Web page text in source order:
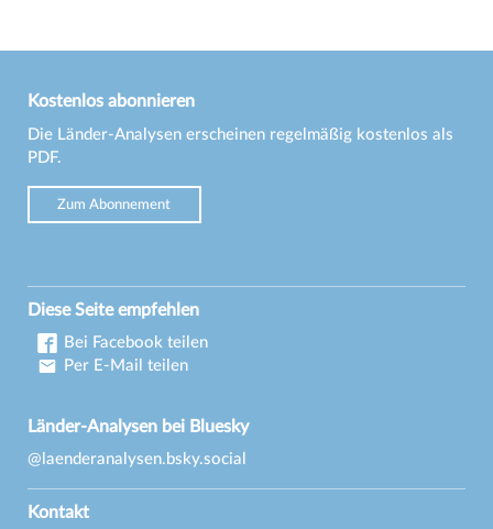
Kostenlos abonnieren
Die Länder-Analysen erscheinen regelmäßig kostenlos als
PDF.
Zum Abonnement
Diese Seite empfehlen
Bei Facebook teilen
Per E-Mail teilen
Länder-Analysen bei Bluesky
@laenderanalysen.bsky.social
Kontakt